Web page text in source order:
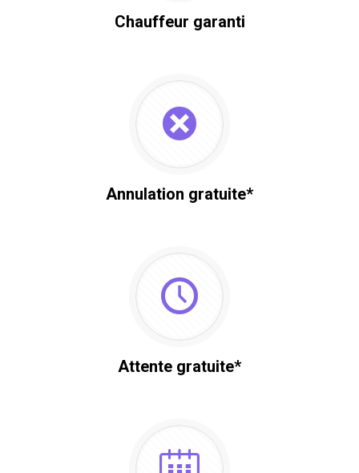
Chauffeur garanti
Annulation gratuite*
Attente gratuite*